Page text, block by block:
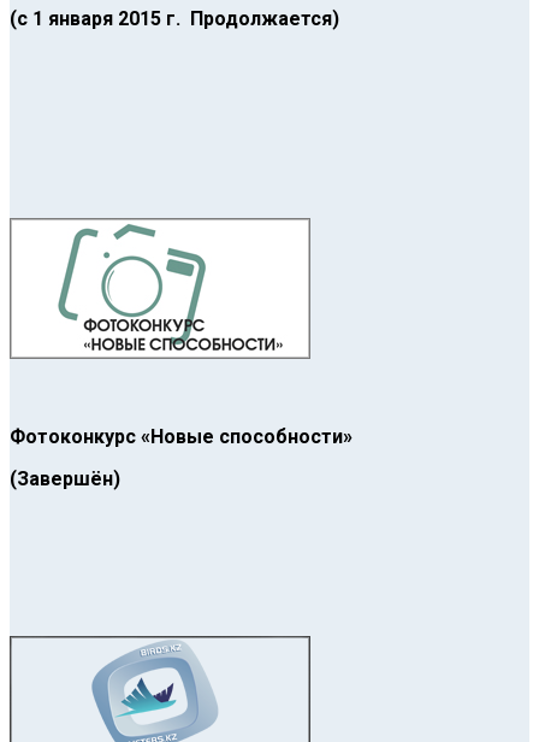
(с 1 января 2015 г. Продолжается)
Фотоконкурс «Новые способности»
(Завершён)